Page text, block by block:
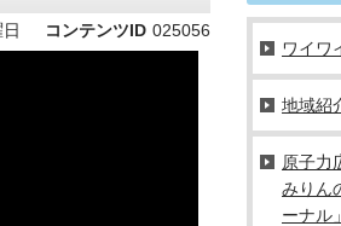
コンテンツID 025056
ワイワ
地域紹
原子力
みりん
ーナル